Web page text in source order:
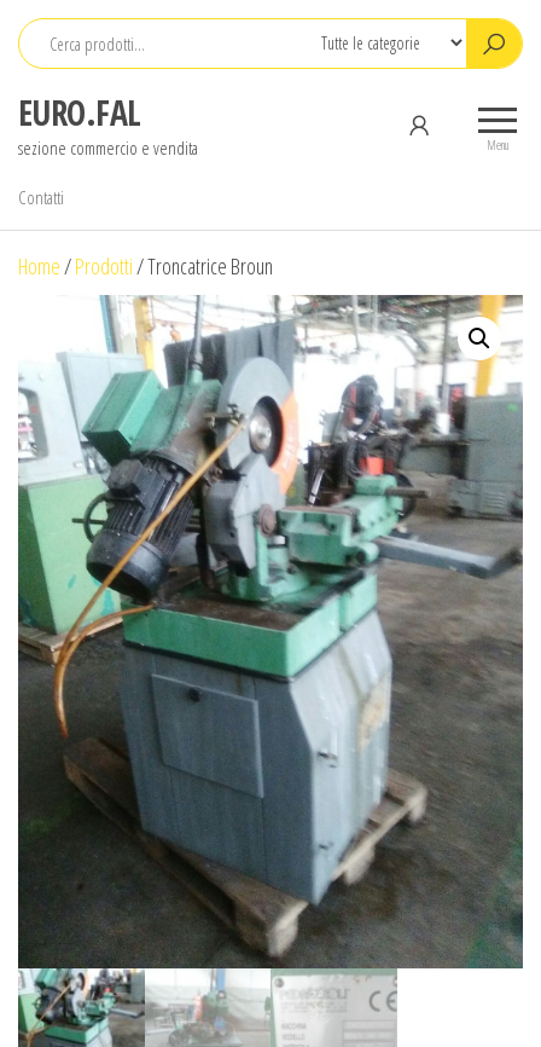
Salta
contenuto
EURO.FAL
sezione commercio e vendita Menu
Contatti
Home/Prodotti/Troncatrice Broun